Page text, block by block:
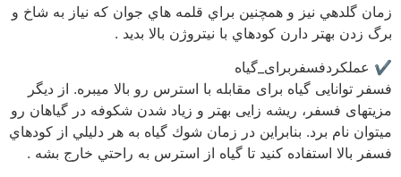
زمان گلدهي نيز و همچنين براي قلمه هاي جوان كه نياز به شاخ و
برگ زدن بهتر دارن كودهاي با نيتروژن بالا بديد .
✔️ عملکردفسفربرای_گیاه
فسفر توانایی گیاه برای مقابله با استرس رو بالا میبره. از دیگر
مزیتهای فسفر، ریشه زایی بهتر و زیاد شدن شکوفه در گیاهان رو
میتوان نام برد. بنابراين در زمان شوك گياه به هر دليلي از كودهاي
فسفر بالا استفاده كنيد تا گياه از استرس به راحتي خارج بشه .